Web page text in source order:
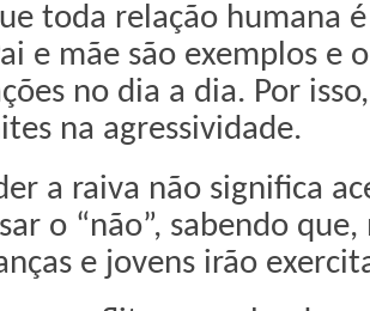
toda relação humana
e mãe são exemplos e
no dia a dia. Por
na agressividade.
a raiva não significa
o “não”, sabendo
e jovens irão